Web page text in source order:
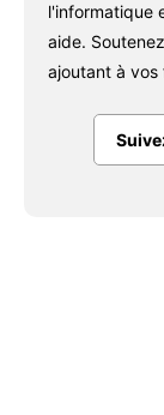
l'informatique
aide.
ajoutant à vos